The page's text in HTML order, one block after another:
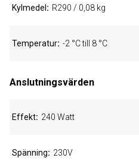
Kylmedel R290 / 0,08 kg
Temperatur -2 °C till 8 °C
Anslutningsvärden
Effekt 240 Watt
Spänning 230V